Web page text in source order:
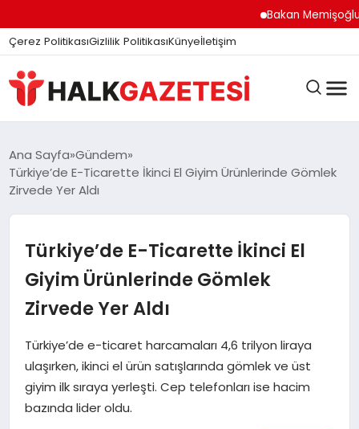
Bakan Memişoğlu
Çerez PolitikasıGizlilik PolitikasıKünyeİletişim
DÜNYA
EĞITIM
EKONOMI
MAGAZIN
Ana Sayfa Gündem
Türkiye’de E-Ticarette İkinci El Giyim Ürünlerinde Gömlek
Zirvede Yer Aldı
Türkiye’de E-Ticarette İkinci El
Giyim Ürünlerinde Gömlek
Zirvede Yer Aldı
Türkiye’de e-ticaret harcamaları 4,6 trilyon liraya
ulaşırken, ikinci el ürün satışlarında gömlek ve üst
giyim ilk sıraya yerleşti. Cep telefonları ise hacim
bazında lider oldu.